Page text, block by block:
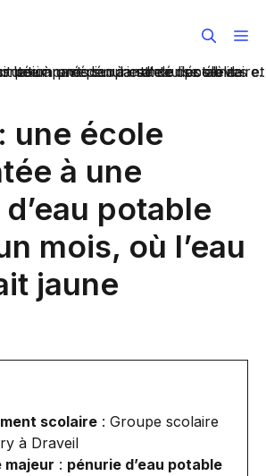
une école
à une
potable
mois, où l’eau
jaune
scolaire : Groupe scolaire
à Draveil
majeur : pénurie d’eau potable